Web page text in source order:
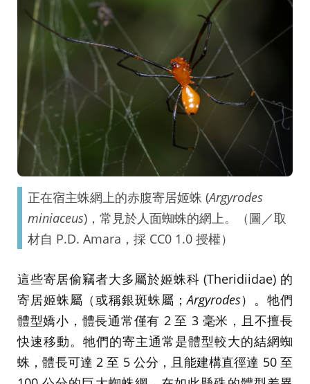
正在宿主蛛網上的赤腹寄居姬蛛 (Argyrodes
miniaceus)，常見於人面蜘蛛的網上。（圖／取
材自 P.D. Amara，採 CC0 1.0 授權）
這些寄居偷竊者大多屬於姬蛛科 (Theridiidae) 的
寄居姬蛛屬（或稱銀斑蛛屬；Argyrodes）。牠們
體型嬌小，體長通常僅有 2 至 3 毫米，且不擅長
快速移動。牠們的寄主通常是體型較大的結網蜘
蛛，體長可達 2 至 5 公分，且能建構直徑達 50 至